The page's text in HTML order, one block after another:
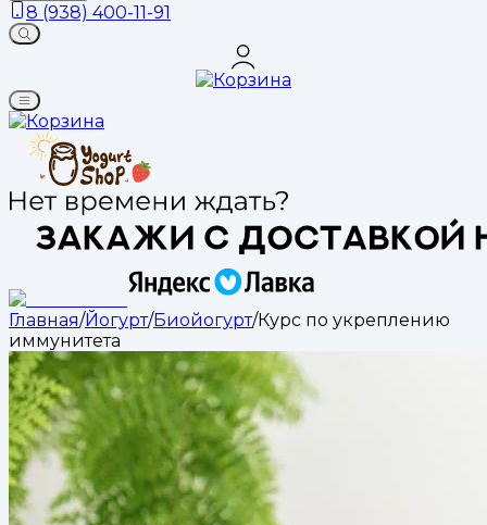
8 (938) 400-11-91
Главная/Йогурт/Биойогурт/Курс по укреплению
иммунитета